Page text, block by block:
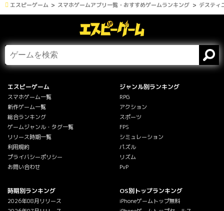
エスピーゲーム スマホゲームアプリ一覧・おすすめゲームランキング デステ
エスピーゲーム
スマホゲーム一覧
新作ゲーム一覧
総合ランキング
ゲームジャンル・タグ一覧
リリース時期一覧
利用規約
プライバシーポリシー
お問い合わせ
ジャンル別ランキング
RPG
アクション
スポーツ
FPS
シミュレーション
パズル
リズム
PvP
時期別ランキング
2026年08月リリース
OS別トップランキング
iPhoneゲームトップ無料